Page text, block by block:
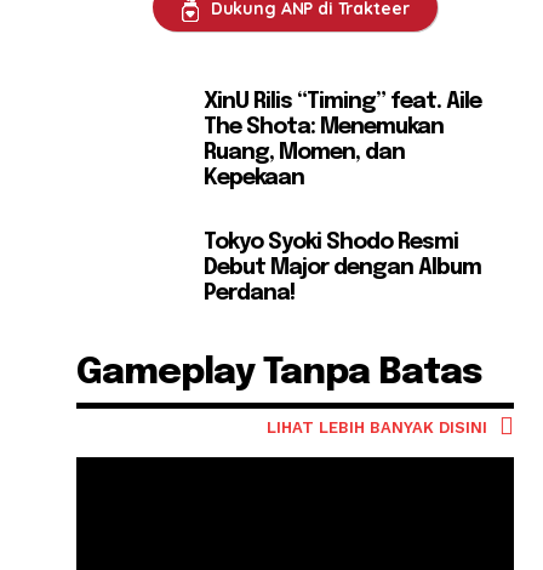
Dukung ANP di Trakteer
XinU Rilis “Timing” feat. Aile
The Shota: Menemukan
Ruang, Momen, dan
Kepekaan
Tokyo Syoki Shodo Resmi
Debut Major dengan Album
Perdana!
Gameplay Tanpa Batas
LIHAT LEBIH BANYAK DISINI